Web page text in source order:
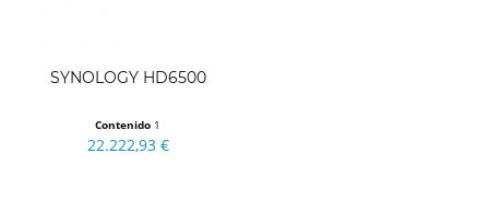
SYNOLOGY HD6500
Contenido 1
22.222,93 €